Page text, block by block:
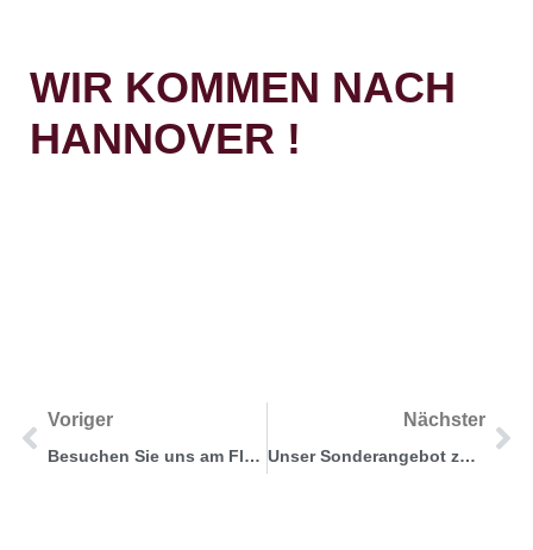
WIR KOMMEN NACH
HANNOVER !
Voriger
Besuchen Sie uns am Flughafen Münster Osnabrück
Nächster
Unser Sonderangebot zur Hausmesse